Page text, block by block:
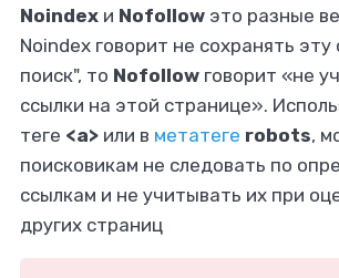
Noindex и Nofollow это разные
Noindex говорит не сохранять эту
поиск", то Nofollow говорит «не
ссылки на этой странице».
теге <a> или в метатеге robots,
поисковикам не следовать по
ссылкам и не учитывать их при
других страниц